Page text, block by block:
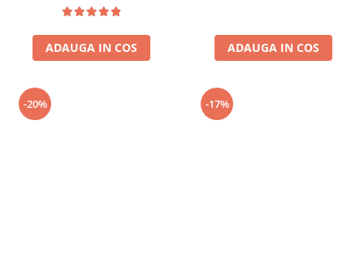
ADAUGA IN COS ADAUGA IN COS
-20% -17%